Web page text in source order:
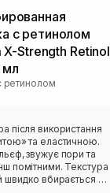
с ретинолом
X-Strength Retinol
мл
ретинолом
після використання
та еластичною.
звужує пори та
помітними. Текстура
швидко вбирається і